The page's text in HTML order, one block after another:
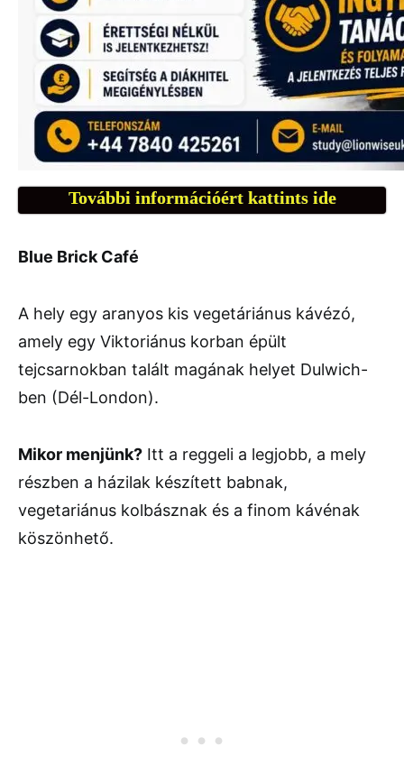
További információért kattints ide
Blue Brick Café
A hely egy aranyos kis vegetáriánus kávézó,
amely egy Viktoriánus korban épült
tejcsarnokban talált magának helyet Dulwich-
ben (Dél-London).
Mikor menjünk? Itt a reggeli a legjobb, a mely
részben a házilak készített babnak,
vegetariánus kolbásznak és a finom kávénak
köszönhető.